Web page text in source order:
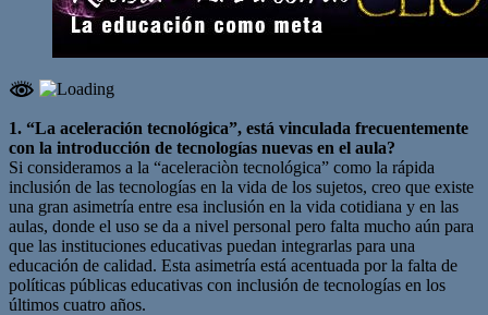
1. “La aceleración tecnológica”, está vinculada frecuentemente
con la introducción de tecnologías nuevas en el aula?
Si consideramos a la “aceleraciòn tecnológica” como la rápida
inclusión de las tecnologías en la vida de los sujetos, creo que existe
una gran asimetría entre esa inclusión en la vida cotidiana y en las
aulas, donde el uso se da a nivel personal pero falta mucho aún para
que las instituciones educativas puedan integrarlas para una
educación de calidad. Esta asimetría está acentuada por la falta de
políticas públicas educativas con inclusión de tecnologías en los
últimos cuatro años.